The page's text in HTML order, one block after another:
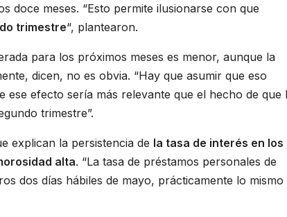
doce meses. “Esto permite ilusionarse con que
trimestre“, plantearon.
para los próximos meses es menor, aunque la
dicen, no es obvia. “Hay que asumir que eso
efecto sería más relevante que el hecho de que
trimestre”.
explican la persistencia de la tasa de interés en los
alta. “La tasa de préstamos personales de
dos días hábiles de mayo, prácticamente lo mismo